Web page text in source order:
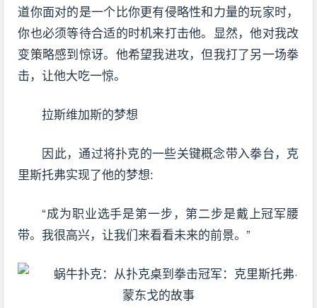
道你面对的是一个比你更有侵略性和力量的玩家时，
你也必须等待合适的时机来打击他。显然，他对我改
变策略感到惊讶。他希望我进攻，但我打了另一场拳
击，让他大吃一惊。
拉斯维加斯的梦想
因此，通过将扑克的一些关键概念带入拳台，克
里斯托弗实现了他的梦想:
“成为职业选手是第一步，第二步是戴上冠军腰
带。我很高兴，让我们来看看未来的前景。”